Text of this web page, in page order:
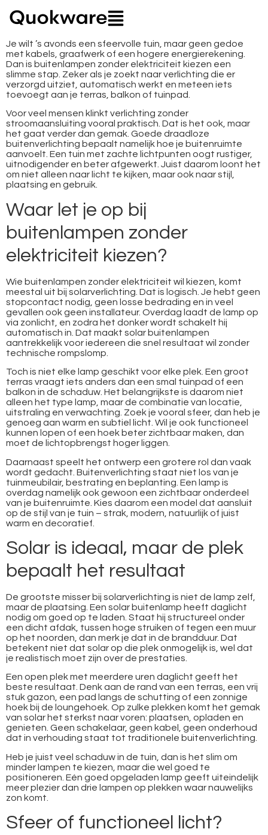
Je wilt ’s avonds een sfeervolle tuin, maar geen gedoe
met kabels, graafwerk of een hogere energierekening.
Dan is buitenlampen zonder elektriciteit kiezen een
slimme stap. Zeker als je zoekt naar verlichting die er
verzorgd uitziet, automatisch werkt en meteen iets
toevoegt aan je terras, balkon of tuinpad.
Voor veel mensen klinkt verlichting zonder
stroomaansluiting vooral praktisch. Dat is het ook, maar
het gaat verder dan gemak. Goede draadloze
buitenverlichting bepaalt namelijk hoe je buitenruimte
aanvoelt. Een tuin met zachte lichtpunten oogt rustiger,
uitnodigender en beter afgewerkt. Juist daarom loont het
om niet alleen naar licht te kijken, maar ook naar stijl,
plaatsing en gebruik.
Waar let je op bij
buitenlampen zonder
elektriciteit kiezen?
Wie buitenlampen zonder elektriciteit wil kiezen, komt
meestal uit bij solarverlichting. Dat is logisch. Je hebt geen
stopcontact nodig, geen losse bedrading en in veel
gevallen ook geen installateur. Overdag laadt de lamp op
via zonlicht, en zodra het donker wordt schakelt hij
automatisch in. Dat maakt solar buitenlampen
aantrekkelijk voor iedereen die snel resultaat wil zonder
technische rompslomp.
Toch is niet elke lamp geschikt voor elke plek. Een groot
terras vraagt iets anders dan een smal tuinpad of een
balkon in de schaduw. Het belangrijkste is daarom niet
alleen het type lamp, maar de combinatie van locatie,
uitstraling en verwachting. Zoek je vooral sfeer, dan heb je
genoeg aan warm en subtiel licht. Wil je ook functioneel
kunnen lopen of een hoek beter zichtbaar maken, dan
moet de lichtopbrengst hoger liggen.
Daarnaast speelt het ontwerp een grotere rol dan vaak
wordt gedacht. Buitenverlichting staat niet los van je
tuinmeubilair, bestrating en beplanting. Een lamp is
overdag namelijk ook gewoon een zichtbaar onderdeel
van je buitenruimte. Kies daarom een model dat aansluit
op de stijl van je tuin – strak, modern, natuurlijk of juist
warm en decoratief.
Solar is ideaal, maar de plek
bepaalt het resultaat
De grootste misser bij solarverlichting is niet de lamp zelf,
maar de plaatsing. Een solar buitenlamp heeft daglicht
nodig om goed op te laden. Staat hij structureel onder
een dicht afdak, tussen hoge struiken of tegen een muur
op het noorden, dan merk je dat in de brandduur. Dat
betekent niet dat solar op die plek onmogelijk is, wel dat
je realistisch moet zijn over de prestaties.
Een open plek met meerdere uren daglicht geeft het
beste resultaat. Denk aan de rand van een terras, een vrij
stuk gazon, een pad langs de schutting of een zonnige
hoek bij de loungehoek. Op zulke plekken komt het gemak
van solar het sterkst naar voren: plaatsen, opladen en
genieten. Geen schakelaar, geen kabel, geen onderhoud
dat in verhouding staat tot traditionele buitenverlichting.
Heb je juist veel schaduw in de tuin, dan is het slim om
minder lampen te kiezen, maar die wel goed te
positioneren. Eén goed opgeladen lamp geeft uiteindelijk
meer plezier dan drie lampen op plekken waar nauwelijks
zon komt.
Sfeer of functioneel licht?